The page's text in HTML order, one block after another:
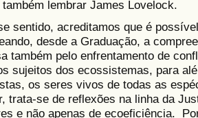
também lembrar James Lovelock.
sentido, acreditamos que é
desde a Graduação, a
também pelo enfrentamento de
sujeitos dos ecossistemas, para
os seres vivos de todas as
trata-se de reflexões na linha da
e não apenas de ecoeficiência.